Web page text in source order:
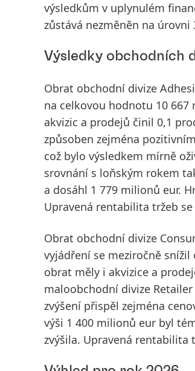
výsledkům v uplynulém
zůstává nezměněn na
Výsledky obchodních
Obrat obchodní divize
na celkovou hodnotu 10
akvizic a prodejů činil 0,1
způsoben zejména
což bylo výsledkem mírně
srovnání s loňským rokem
a dosáhl 1 779 milionů eur.
Upravená rentabilita tržeb
Obrat obchodní divize
vyjádření se meziročně
obrat měly i akvizice a
maloobchodní divize
zvýšení přispěl zejména
výši 1 400 milionů eur byl
zvýšila. Upravená rentabilita